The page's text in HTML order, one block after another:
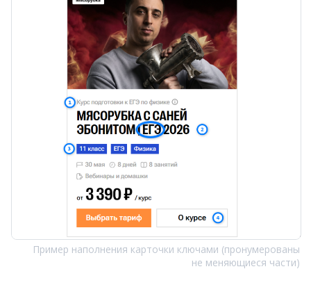
Пример наполнения карточки ключами (пронумерованы
не меняющиеся части)